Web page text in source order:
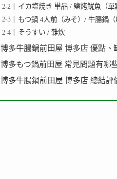
イカ塩焼き 単品 / 鹽烤魷魚（單
もつ鍋 4人前（みそ）/ 牛腸鍋（
そうすい / 雜炊
博多牛腸鍋前田屋 博多店 優點、
博多もつ鍋前田屋 常見問題有哪
博多牛腸鍋前田屋 博多店 總結評